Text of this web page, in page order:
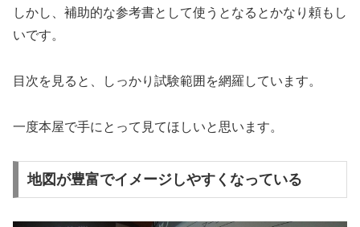
しかし、補助的な参考書として使うとなるとかなり頼もし
いです。
目次を見ると、しっかり試験範囲を網羅しています。
一度本屋で手にとって見てほしいと思います。
地図が豊富でイメージしやすくなっている